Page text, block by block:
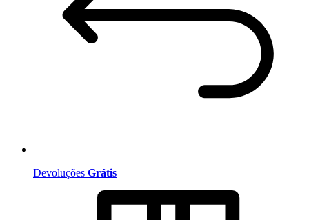
Devoluções Grátis